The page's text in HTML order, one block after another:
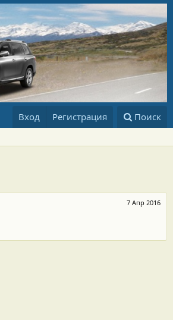
Вход Регистрация Поиск
7 Апр 2016